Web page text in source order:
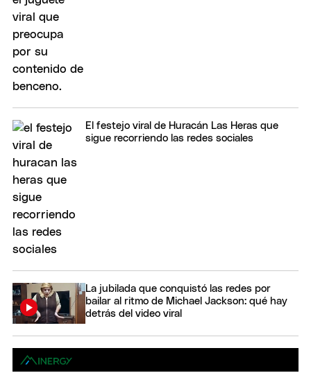
El festejo viral de Huracán Las Heras que
sigue recorriendo las redes sociales
La jubilada que conquistó las redes por
bailar al ritmo de Michael Jackson: qué hay
detrás del video viral